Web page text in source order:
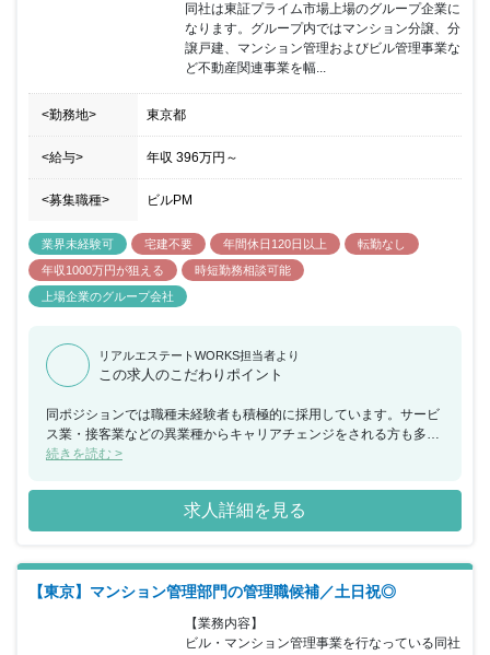
同社は東証プライム市場上場のグループ企業に
なります。グループ内ではマンション分譲、分
譲戸建、マンション管理およびビル管理事業な
ど不動産関連事業を幅...
<勤務地> 東京都
<給与> 年収 396万円 ～
<募集職種> ビルPM
業界未経験可 宅建不要 年間休日120日以上
転勤なし
年収1000万円が狙える
時短勤務相談可能
上場企業のグループ会社
リアルエステートWORKS担当者より
この求人のこだわりポイント
同ポジションでは職種未経験者も積極的に採用しています。サービ
ス業・接客業などの異業種からキャリアチェンジをされる方も多
く、これまで培ってきたコミュニケーション能力を活かすことが可
ーとして経営も安定しております。 年間休日120日・残業月20ｈ程
度とワークライフバランスを実現しながら長期的な就業が可能で
す。
続きを読む >
求人詳細を見る
【東京】マンション管理部門の管理職候補／土日祝◎
【業務内容】
ビル・マンション管理事業を行なっている同社